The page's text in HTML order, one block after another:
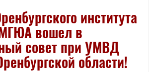
института
вошел в
совет при УМВД
области!